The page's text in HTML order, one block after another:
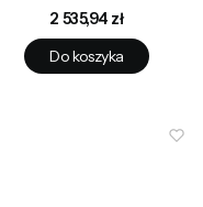
Cena
2 535,94 zł
Do koszyka